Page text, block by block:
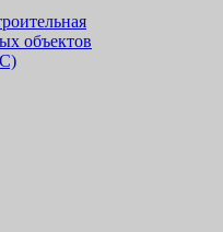
объектов